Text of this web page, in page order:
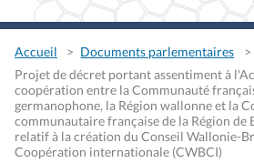
Accueil
Documents parlementaires
Projet de décret portant assentiment à
coopération entre la Communauté
germanophone, la Région wallonne et la
communautaire française de la Région de
relatif à la création du Conseil Wallonie-
Coopération internationale (CWBCI)